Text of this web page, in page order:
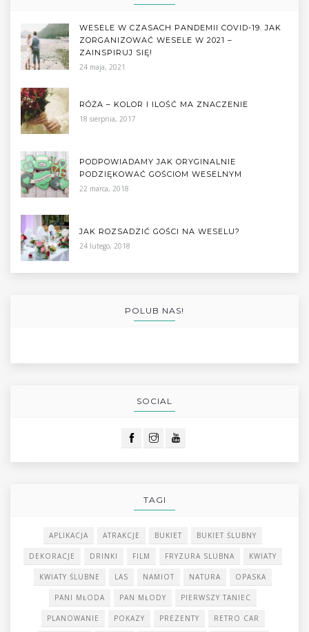
WESELE W CZASACH PANDEMII COVID-19. JAK
ZORGANIZOWAĆ WESELE W 2021 –
ZAINSPIRUJ SIĘ!
24 maja, 2021
RÓŻA – KOLOR I ILOŚĆ MA ZNACZENIE
18 sierpnia, 2017
PODPOWIADAMY JAK ORYGINALNIE
PODZIĘKOWAĆ GOŚCIOM WESELNYM
22 marca, 2018
JAK ROZSADZIĆ GOŚCI NA WESELU?
24 lutego, 2018
POLUB NAS!
SOCIAL
TAGI
APLIKACJA ATRAKCJE BUKIET BUKIET ŚLUBNY
DEKORACJE DRINKI FILM FRYZURA SLUBNA KWIATY
KWIATY ŚLUBNE LAS NAMIOT NATURA OPASKA
PANI MŁODA PAN MŁODY PIERWSZY TANIEC
PLANOWANIE POKAZY PREZENTY RETRO CAR